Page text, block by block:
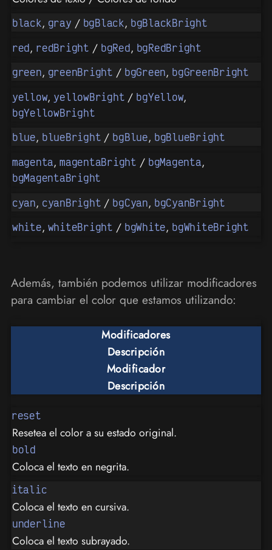
black, gray / bgBlack, bgBlackBright
red, redBright / bgRed, bgRedBright
green, greenBright / bgGreen, bgGreenBright
yellow, yellowBright / bgYellow,
bgYellowBright
blue, blueBright / bgBlue, bgBlueBright
magenta,magentaBright / bgMagenta,
bgMagentaBright
cyan, cyanBright / bgCyan, bgCyanBright
white, whiteBright / bgWhite, bgWhiteBright
Además, también podemos utilizar modificadores
para cambiar el color que estamos utilizando:
Modificadores
Descripción
Modificador
Descripción
reset
Resetea el color a su estado original.
bold
Coloca el texto en negrita.
italic
Coloca el texto en cursiva.
underline
Coloca el texto subrayado.